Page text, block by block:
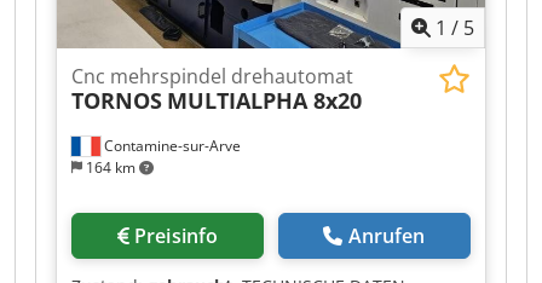
1 / 5
Contamine-sur-Arve
164 km
Cnc mehrspindel drehautomat
TORNOS MULTIALPHA 8x20
Preisinfo Anrufen